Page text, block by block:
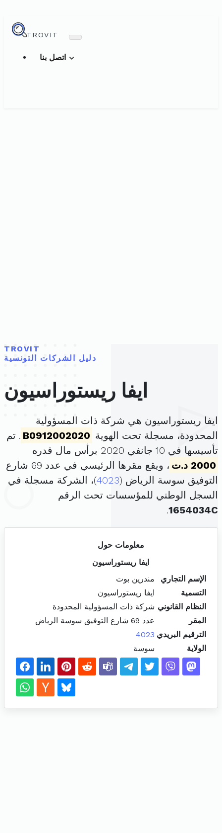
TROVIT
TROVIT
دليل الشركات التونسية
ايفا ريستوراسيون
ايفا ريستوراسيون هي شركة ذات المسؤولية
المحدودة، مسجلة تحت الهوية B0912002020 . تم
تأسيسها في 10 جانفي 2020 برأس مال قدره
2000 د.ت
، ويقع مقرها الرئيسي في عدد 69 شارع
التوفيق سوسة الرياض (4023)، الشركة مسجلة في
السجل الوطني للمؤسسات تحت الرقم
1654034C
.
معلومات حول
ايفا ريستوراسيون
الإسم التجاري
مندرين بوت
التسمية
ايفا ريستوراسيون
النظام القانوني شركة ذات المسؤولية المحدودة
المقر
عدد 69 شارع التوفيق سوسة الرياض
الترقيم البريدي 4023
الولاية
سوسة